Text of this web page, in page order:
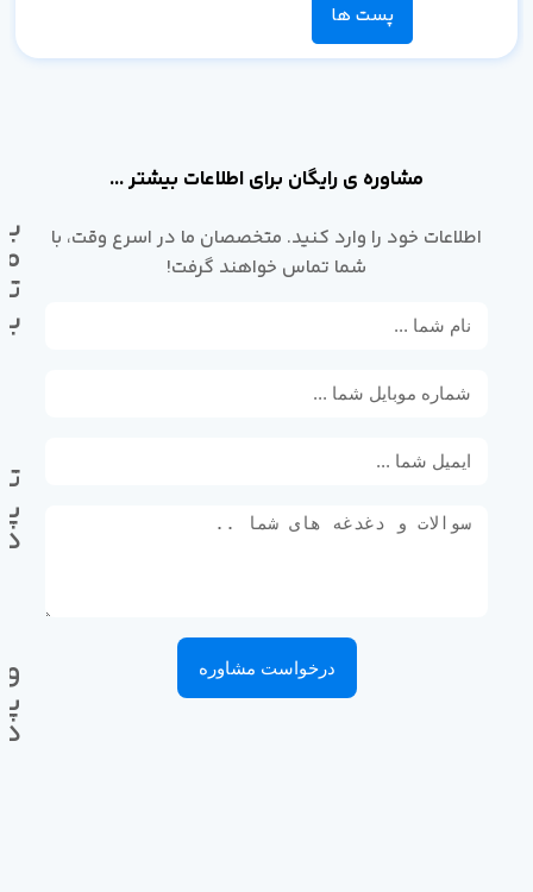
پست ها
مشاوره ی رایگان برای اطلاعات بیشتر ...
اطلاعات خود را وارد کنید. متخصصان ما در اسرع وقت، با
شما تماس خواهند گرفت!
درخواست مشاوره
با